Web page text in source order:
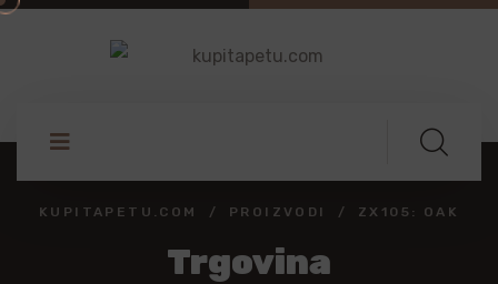
KUPITAPETU.COM PROIZVODI ZX105: OAK
Trgovina